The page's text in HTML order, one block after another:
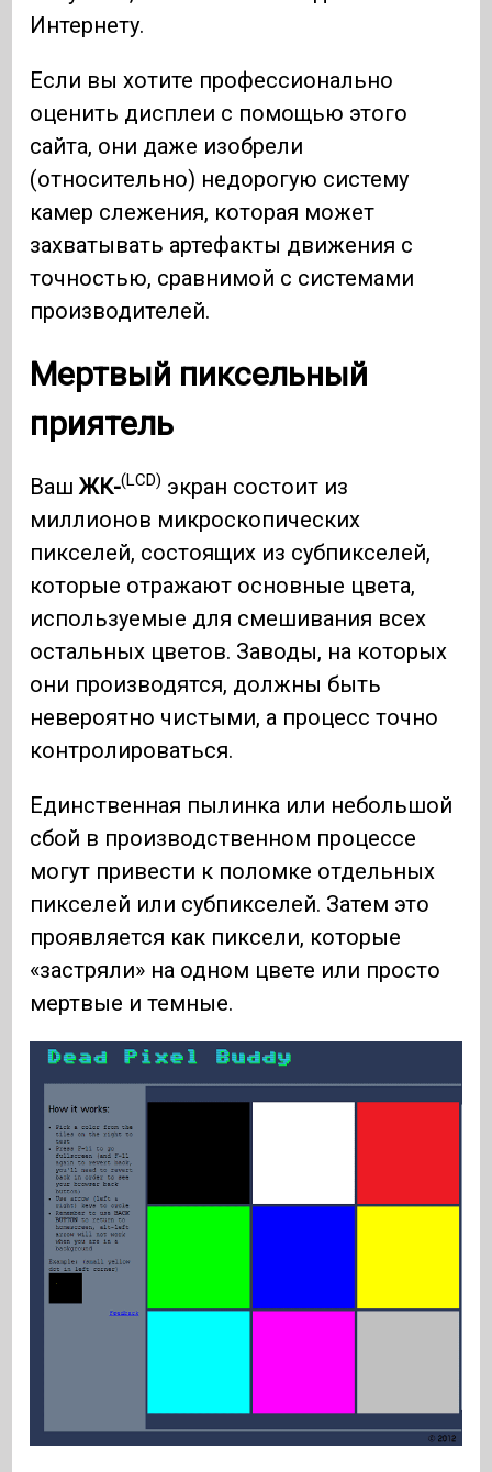
Интернету.
Если вы хотите профессионально
оценить дисплеи с помощью этого
сайта, они даже изобрели
(относительно) недорогую систему
камер слежения, которая может
захватывать артефакты движения с
точностью, сравнимой с системами
производителей.
Мертвый пиксельный
приятель
ВашЖК-(LCD) экран состоит из
миллионов микроскопических
пикселей, состоящих из субпикселей,
которые отражают основные цвета,
используемые для смешивания всех
остальных цветов. Заводы, на которых
они производятся, должны быть
невероятно чистыми, а процесс точно
контролироваться.
Единственная пылинка или небольшой
сбой в производственном процессе
могут привести к поломке отдельных
пикселей или субпикселей. Затем это
проявляется как пиксели, которые
«застряли» на одном цвете или просто
мертвые и темные.